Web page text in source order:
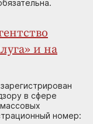
и на
в сфере
номер: